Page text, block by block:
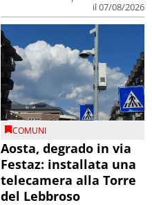
il 07/08/2026
COMUNI
Aosta, degrado in via
Festaz: installata una
telecamera alla Torre
del Lebbroso